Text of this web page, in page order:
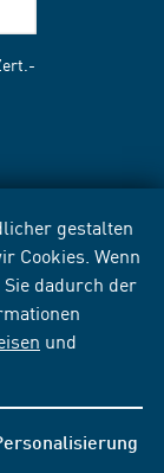
gestalten
Cookies. Wenn
dadurch der
und